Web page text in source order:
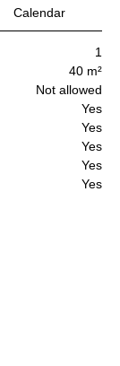
Calendar
1
40 m²
Not allowed
Yes
Yes
Yes
Yes
Yes